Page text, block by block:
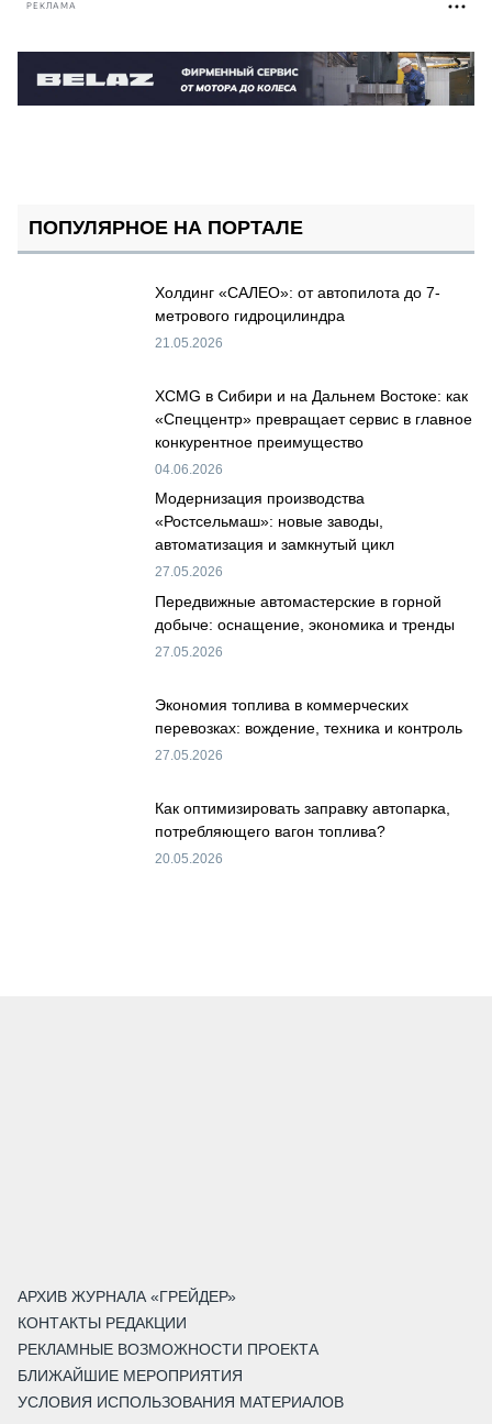
РЕКЛАМА
ПОПУЛЯРНОЕ НА ПОРТАЛЕ
Холдинг «САЛЕО»: от автопилота до 7-
метрового гидроцилиндра
21.05.2026
XCMG в Сибири и на Дальнем Востоке: как
«Спеццентр» превращает сервис в главное
конкурентное преимущество
04.06.2026
Модернизация производства
«Ростсельмаш»: новые заводы,
автоматизация и замкнутый цикл
27.05.2026
Передвижные автомастерские в горной
добыче: оснащение, экономика и тренды
27.05.2026
Экономия топлива в коммерческих
перевозках: вождение, техника и контроль
27.05.2026
Как оптимизировать заправку автопарка,
потребляющего вагон топлива?
20.05.2026
АРХИВ ЖУРНАЛА «ГРЕЙДЕР»
КОНТАКТЫ РЕДАКЦИИ
РЕКЛАМНЫЕ ВОЗМОЖНОСТИ ПРОЕКТА
БЛИЖАЙШИЕ МЕРОПРИЯТИЯ
УСЛОВИЯ ИСПОЛЬЗОВАНИЯ МАТЕРИАЛОВ